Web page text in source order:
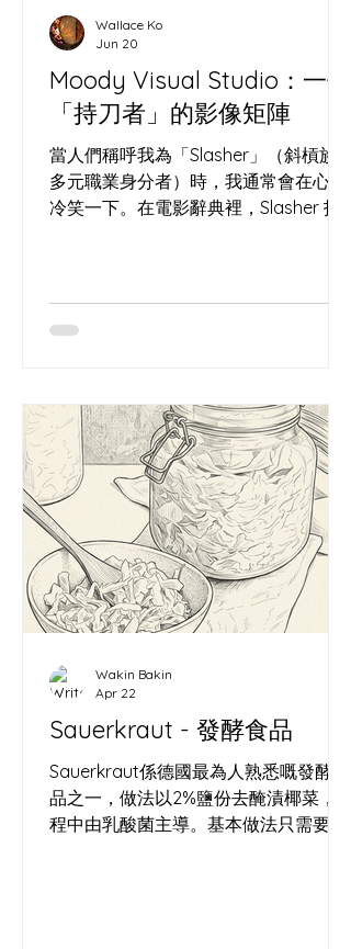
用回收木箱、坐墊與幾盆植物，就像撒
下了一把高活性的酵母，瞬間改變了這
冰冷過道的「微氣候」。原本匆忙的香
港人竟然願意停下腳步，讓「過道」發
酵成了「聚腳點」。 把荒廢角落轉化為
社區心臟，就像我們在處理高水合
（High Hydration）麵團——
Moody Visual Studio：一個
「持刀者」的影像矩陣
當人們稱呼我為「Slasher」（斜槓族 /
多元職業身分者）時，我通常會在心裡
冷笑一下。在電影辭典裡，Slasher 指
圖謀殺的，是這個時代的「遺忘」。 我
匠。這聽起來像精神分裂，但如果你看
懂了我的矩陣，就會發現這是一場極其
優雅的共生。 為什麼要經營
MoodyVisual？對抗單向的崩塌 時間是
一場單向的崩塌。我從 2012 年在
WordPress 留下第一個時間戳記（
https://wallacecwko.wordpress.com/
）開始，就清楚知道一件事：在這個資
訊碎片化的時代，沒有被記錄下來的東
消亡的藝術。麵粉變成了麵包，經歷了
內被咀嚼、吞嚥，化為虛無。如果我只
是一個麵包師，我的心血每天都在物理
世界裡灰飛煙滅。 這就是
www.wakinbakin.life/
Wallace Ko
Jun 20
Sauerkraut - 發酵食品
Sauerkraut係德國最為人熟悉嘅發酵食
品之一，做法以2%鹽份去醃漬椰菜，過
程中由乳酸菌主導。基本做法只需要椰
Wakin Bakin
Apr 22